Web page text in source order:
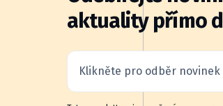
aktuality přímo
Klikněte pro odběr novinek